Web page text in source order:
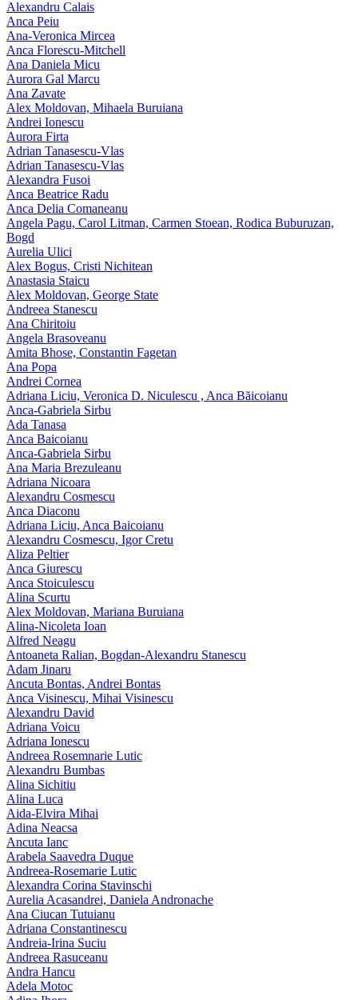
Alexandru Calais
Anca Peiu
Ana-Veronica Mircea
Anca Florescu-Mitchell
Ana Daniela Micu
Aurora Gal Marcu
Ana Zavate
Alex Moldovan, Mihaela Buruiana
Andrei Ionescu
Aurora Firta
Adrian Tanasescu‑Vlas
Adrian Tanasescu-Vlas
Alexandra Fusoi
Anca Beatrice Radu
Anca Delia Comaneanu
Angela Pagu, Carol Litman, Carmen Stoean, Rodica Buburuzan,
Bogd
Aurelia Ulici
Alex Bogus, Cristi Nichitean
Anastasia Staicu
Alex Moldovan, George State
Andreea Stanescu
Ana Chiritoiu
Angela Brasoveanu
Amita Bhose, Constantin Fagetan
Ana Popa
Andrei Cornea
Adriana Liciu, Veronica D. Niculescu , Anca Băicoianu
Anca‑Gabriela Sirbu
Ada Tanasa
Anca Baicoianu
Anca-Gabriela Sirbu
Ana Maria Brezuleanu
Adriana Nicoara
Alexandru Cosmescu
Anca Diaconu
Adriana Liciu, Anca Baicoianu
Alexandru Cosmescu, Igor Cretu
Aliza Peltier
Anca Giurescu
Anca Stoiculescu
Alina Scurtu
Alex Moldovan, Mariana Buruiana
Alina-Nicoleta Ioan
Alfred Neagu
Antoaneta Ralian, Bogdan-Alexandru Stanescu
Adam Jinaru
Ancuta Bontas, Andrei Bontas
Anca Visinescu, Mihai Visinescu
Alexandru David
Adriana Voicu
Adriana Ionescu
Andreea Rosemnarie Lutic
Alexandru Bumbas
Alina Sichitiu
Alina Luca
Aida-Elvira Mihai
Adina Neacsa
Ancuta Ianc
Arabela Saavedra Duque
Andreea-Rosemarie Lutic
Alexandra Corina Stavinschi
Aurelia Acasandrei, Daniela Andronache
Ana Ciucan Tutuianu
Adriana Constantinescu
Andreia-Irina Suciu
Andreea Rasuceanu
Andra Hancu
Adela Motoc